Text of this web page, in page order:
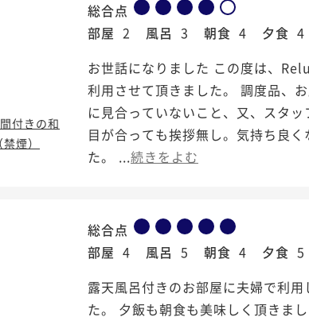
付きの和
煙）
総合点
部屋 2 風呂 3 朝食 4 夕食 4
お世話になりました この度は、
利用させて頂きました。 調度品、
に見合っていないこと、又、スタ
目が合っても挨拶無し。気持ち良
た。 ...続きをよむ
総合点
部屋 4 風呂 5 朝食 4 夕食 5
露天風呂付きのお部屋に夫婦で利
た。 夕飯も朝食も美味しく頂きま